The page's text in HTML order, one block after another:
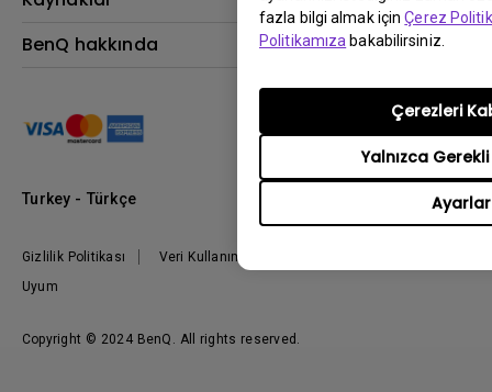
fazla bilgi almak içinÇerez
Politikamıza bakabilirsiniz.
Ayarlar
Yalnızca
Çerezleri
AQColor
Espor
Projektör Atım Mesafesi Hesaplayıcı
BenQ hakkında
Grup
Marka
Haberler
Copyright © 2024 BenQ. All rights reserved.
Gizlilik Politikası Veri Kullanımı Politikası
Uyum
Turkey - Türkçe